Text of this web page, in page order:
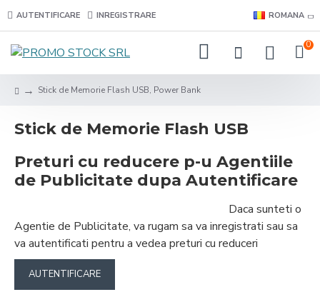
AUTENTIFICARE INREGISTRARE ROMANA
0
Stick de Memorie Flash USB, Power Bank
Stick de Memorie Flash USB
Preturi cu reducere p-u Agentiile
de Publicitate dupa Autentificare
Daca sunteti o
Agentie de Publicitate, va rugam sa va inregistrati sau sa
va autentificati pentru a vedea preturi cu reduceri
AUTENTIFICARE